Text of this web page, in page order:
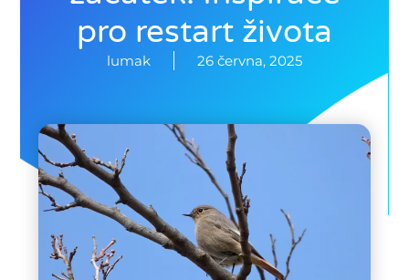
pro restart života
lumak 26 června, 2025